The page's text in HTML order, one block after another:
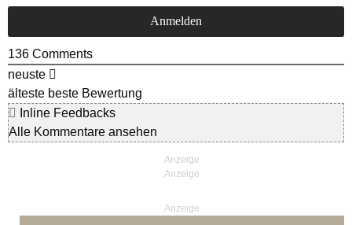
136 Comments
neuste
älteste beste Bewertung
Inline Feedbacks
Alle Kommentare ansehen
Anzeige